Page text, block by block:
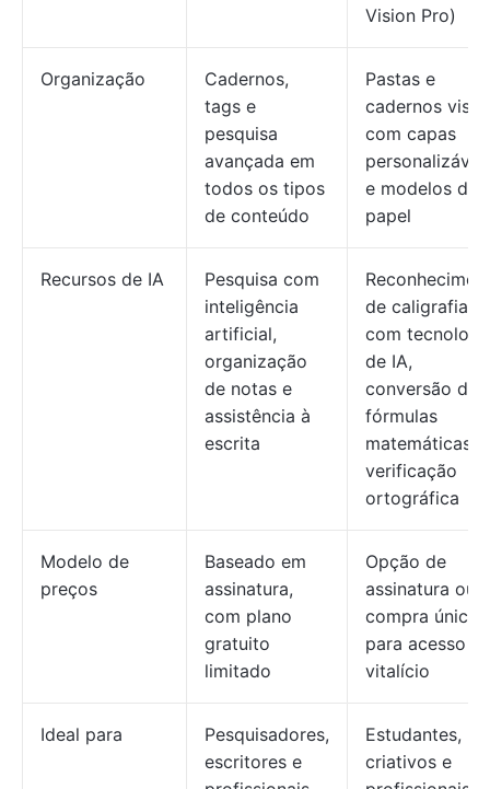
Vision Pro)
Organização
Cadernos,
tags e
pesquisa
avançada em
todos os tipos
de conteúdo
Pastas e
cadernos
com capas
e modelos de
papel
Recursos de IA
Pesquisa com
inteligência
artificial,
organização
de notas e
assistência à
escrita
de caligrafia
com
de IA,
conversão de
fórmulas
matemáticas e
verificação
ortográfica
Modelo de
preços
Baseado em
assinatura,
com plano
gratuito
limitado
Opção de
assinatura ou
compra única
para acesso
vitalício
Ideal para
Pesquisadores,
escritores e
Estudantes,
criativos e